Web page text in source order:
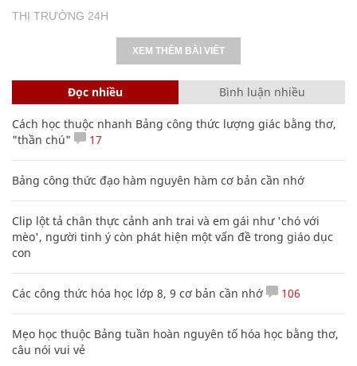
THỊ TRƯỜNG 24H
XEM THÊM BÀI VIẾT
Đọc nhiều Bình luận nhiều
Cách học thuộc nhanh Bảng công thức lượng giác bằng thơ,
"thần chú"
17
Bảng công thức đạo hàm nguyên hàm cơ bản cần nhớ
Clip lột tả chân thực cảnh anh trai và em gái như 'chó với
mèo', người tinh ý còn phát hiện một vấn đề trong giáo dục
con
Các công thức hóa học lớp 8, 9 cơ bản cần nhớ 106
Mẹo học thuộc Bảng tuần hoàn nguyên tố hóa học bằng thơ,
câu nói vui vẻ